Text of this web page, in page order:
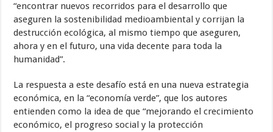
“encontrar nuevos recorridos para el desarrollo que
aseguren la sostenibilidad medioambiental y corrijan la
destrucción ecológica, al mismo tiempo que aseguren,
ahora y en el futuro, una vida decente para toda la
humanidad”.
La respuesta a este desafío está en una nueva estrategia
económica, en la “economía verde”, que los autores
entienden como la idea de que “mejorando el crecimiento
económico, el progreso social y la protección